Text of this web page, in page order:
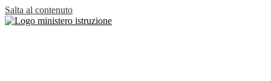
Salta al contenuto